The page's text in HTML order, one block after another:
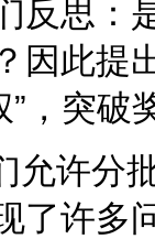
反思：
因此提
”，突破
允许分
了许多